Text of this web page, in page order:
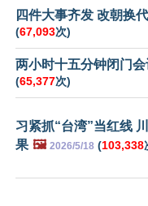
四件大事齐发 改朝换
(67,093次)
两小时十五分钟闭门
(65,377次)
习紧抓“台湾”当红线
果 🖼️ 2026/5/18 (103,338